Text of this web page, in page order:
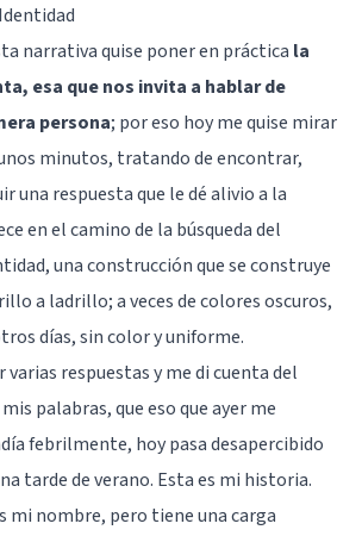
narrativa quise poner en práctica la
esa que nos invita a hablar de
persona; por eso hoy me quise mirar
minutos, tratando de encontrar,
una respuesta que le dé alivio a la
en el camino de la búsqueda del
una construcción que se construye
a ladrillo; a veces de colores oscuros,
días, sin color y uniforme.
varias respuestas y me di cuenta del
palabras, que eso que ayer me
febrilmente, hoy pasa desapercibido
tarde de verano. Esta es mi historia.
mi nombre, pero tiene unacarga